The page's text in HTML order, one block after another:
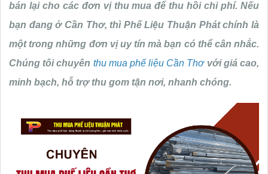
bán lại cho các đơn vị thu mua để thu hồi chi phí. Nếu
bạn đang ở Cần Thơ, thì Phế Liệu Thuận Phát chính là
một trong những đơn vị uy tín mà bạn có thể cân nhắc.
Chúng tôi chuyên thu mua phế liệu Cần Thơvới giá cao,
minh bạch, hỗ trợ thu gom tận nơi, nhanh chóng.